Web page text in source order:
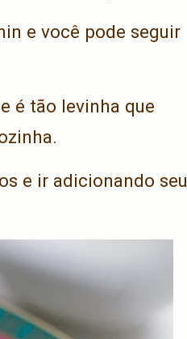
e você pode seguir
é tão levinha que
e ir adicionando seu